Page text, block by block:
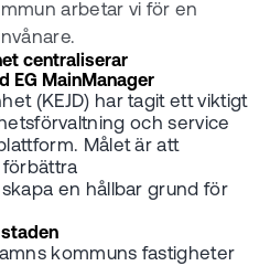
arbetar vi för en
centraliserar
EG MainManager
(KEJD) har tagit ett viktigt
och service
Målet är att
en hållbar grund för
kommuns fastigheter